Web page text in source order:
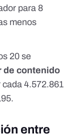
para 8
menos
20 se
de contenido
4.572.861
entre